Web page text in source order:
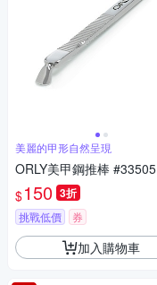
美麗的甲形自然呈現
ORLY美甲鋼推棒 #33505
$150 3折
挑戰低價 券
加入購物車